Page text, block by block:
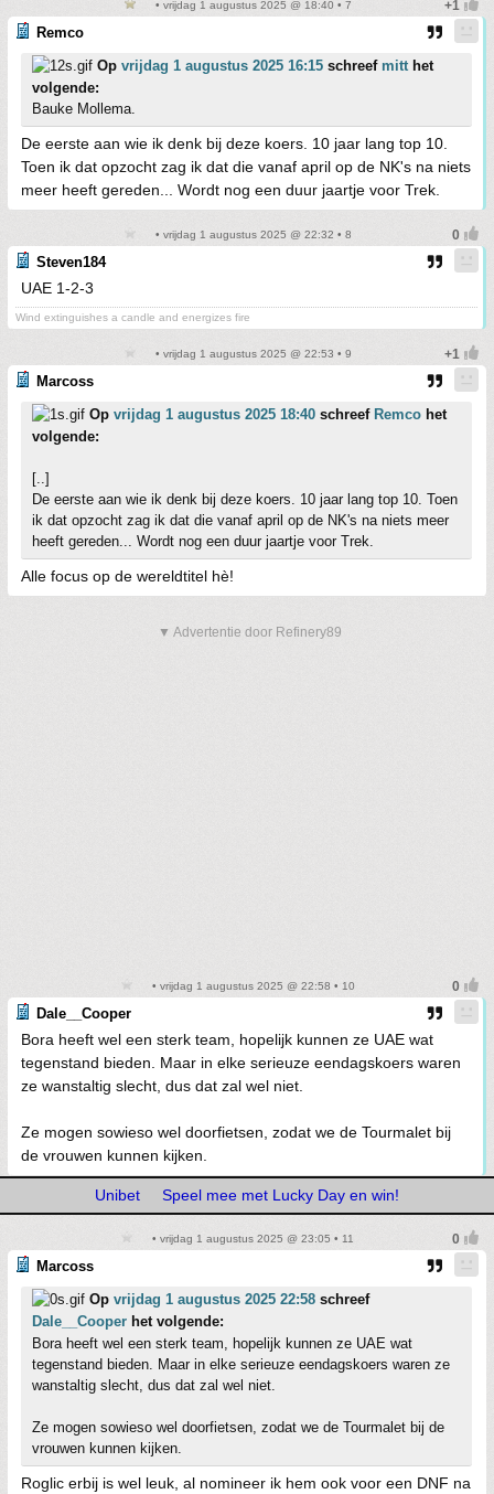
• vrijdag 1 augustus 2025 @ 18:40 • 7
Remco
Op vrijdag 1 augustus 2025 16:15 schreef mitthet
volgende:
Bauke Mollema.
De eerste aan wie ik denk bij deze koers. 10 jaar lang top 10.
Toen ik dat opzocht zag ik dat die vanaf april op de NK's na niets
meer heeft gereden... Wordt nog een duur jaartje voor Trek.
• vrijdag 1 augustus 2025 @ 22:32 • 8
Steven184
UAE 1-2-3
Wind extinguishes a candle and energizes fire
• vrijdag 1 augustus 2025 @ 22:53 • 9
Marcoss
Op vrijdag 1 augustus 2025 18:40 schreef Remco het
volgende:
[..]
De eerste aan wie ik denk bij deze koers. 10 jaar lang top 10. Toen
ik dat opzocht zag ik dat die vanaf april op de NK's na niets meer
heeft gereden... Wordt nog een duur jaartje voor Trek.
Alle focus op de wereldtitel hè!
▼ Advertentie door Refinery89
• vrijdag 1 augustus 2025 @ 22:58 • 10
Dale__Cooper
Bora heeft wel een sterk team, hopelijk kunnen ze UAE wat
tegenstand bieden. Maar in elke serieuze eendagskoers waren
ze wanstaltig slecht, dus dat zal wel niet.
Ze mogen sowieso wel doorfietsen, zodat we de Tourmalet bij
de vrouwen kunnen kijken.
Unibet Speel mee met Lucky Day en win!
• vrijdag 1 augustus 2025 @ 23:05 • 11
Marcoss
Op vrijdag 1 augustus 2025 22:58 schreef
Dale__Cooper het volgende:
Bora heeft wel een sterk team, hopelijk kunnen ze UAE wat
tegenstand bieden. Maar in elke serieuze eendagskoers waren ze
wanstaltig slecht, dus dat zal wel niet.
Ze mogen sowieso wel doorfietsen, zodat we de Tourmalet bij de
vrouwen kunnen kijken.
Roglic erbij is wel leuk, al nomineer ik hem ook voor een DNF na